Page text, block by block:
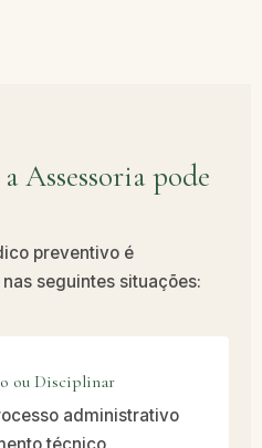
Assessoria pode
preventivo é
seguintes situações:
ou Disciplinar
administrativo